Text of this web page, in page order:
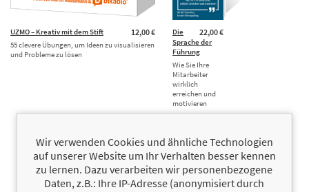
12,00 €
UZMO – Kreativ mit dem Stift
55 clevere Übungen, um Ideen zu visualisieren
und Probleme zu lösen
22,00 €
Die
Sprache der
Führung
Wie Sie Ihre
Mitarbeiter
wirklich
erreichen und
motivieren
Wir verwenden Cookies und ähnliche Technologien
auf unserer Website um Ihr Verhalten besser kennen
zu lernen. Dazu verarbeiten wir personenbezogene
Daten, z.B.: Ihre IP-Adresse (anonymisiert durch